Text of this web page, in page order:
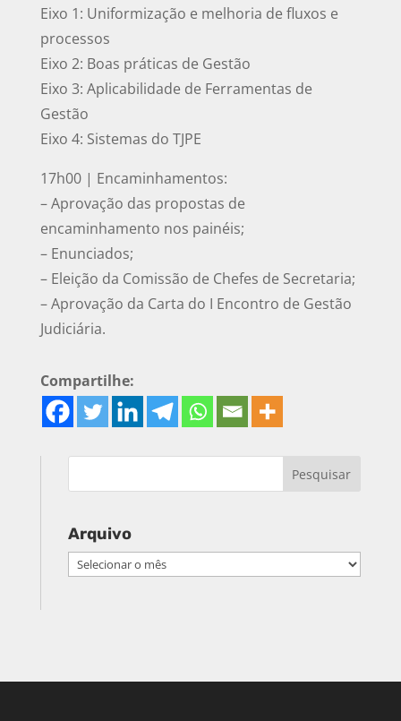
Eixo 1: Uniformização e melhoria de fluxos e
processos
Eixo 2: Boas práticas de Gestão
Eixo 3: Aplicabilidade de Ferramentas de
Gestão
Eixo 4: Sistemas do TJPE
17h00 | Encaminhamentos:
– Aprovação das propostas de
encaminhamento nos painéis;
– Enunciados;
– Eleição da Comissão de Chefes de Secretaria;
– Aprovação da Carta do I Encontro de Gestão
Judiciária.
Compartilhe:
Arquivo
Arquivo